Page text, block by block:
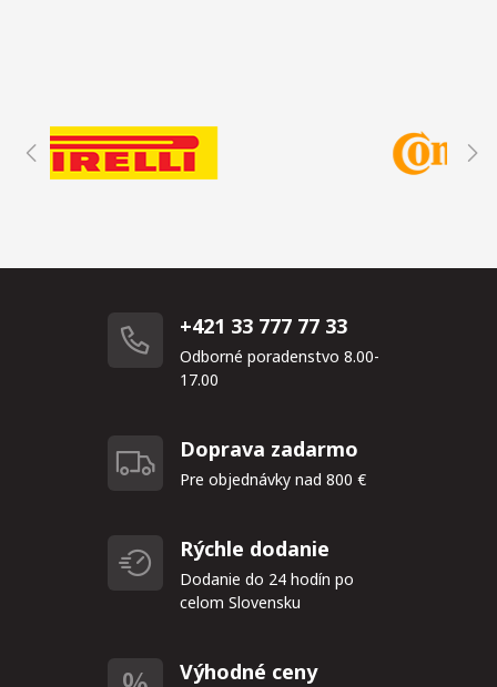
+421 33 777 77 33
Odborné poradenstvo 8.00-
17.00
Doprava zadarmo
Pre objednávky nad 800 €
Rýchle dodanie
Dodanie do 24 hodín po
celom Slovensku
Výhodné ceny